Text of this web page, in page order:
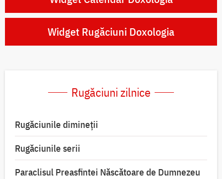
Widget Rugăciuni Doxologia
Rugăciuni zilnice
Rugăciunile dimineții
Rugăciunile serii
Paraclisul Preasfintei Născătoare de Dumnezeu